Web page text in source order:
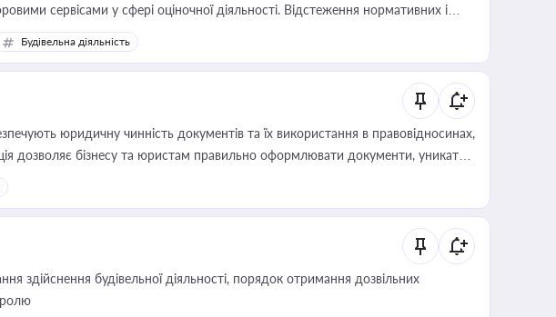
сервісами у сфері оціночної діяльності. Відстеження нормативних і
бізнесу, керівника, юриста або бухгалтера під час оподаткування,
угод і перевірки статусу суб'єктів оціночної діяльності
Будівельна діяльність
юридичну чинність документів та їх використання в правовідносинах,
дозволяє бізнесу та юристам правильно оформлювати документи, уникати
прийняття органами влади та контрагентами
здійснення будівельної діяльності, порядок отримання дозвільних